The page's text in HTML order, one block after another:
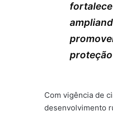
Com vigência de
desenvolvimento